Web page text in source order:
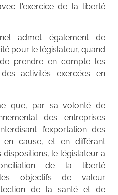
l'exercice de la liberté
admet également de
pour le législateur, quand
prendre en compte les
activités exercées en
que, par sa volonté de
des entreprises
l’exportation des
en cause, et en différant
dispositions, le législateur a
de la liberté
objectifs de valeur
de la santé et de